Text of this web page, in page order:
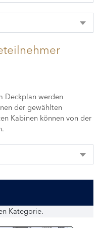
Deckplan werden
der gewählten
Kabinen können von der
Kategorie.